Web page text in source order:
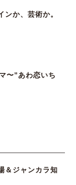
ンか、芸術か。
〜”あわ恋いち
＆ジャンカラ知